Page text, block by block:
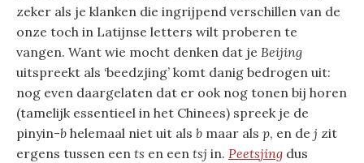
zeker als je klanken die ingrijpend verschillen van de
onze toch in Latijnse letters wilt proberen te
vangen. Want wie mocht denken dat je Beijing
uitspreekt als ‘beedzjing’ komt danig bedrogen uit:
nog even daargelaten dat er ook nog tonen bij horen
(tamelijk essentieel in het Chinees) spreek je de
pinyin-b helemaal niet uit als b maar als p, en de j zit
ergens tussen een ts en een tsj in. Peetsjing dus